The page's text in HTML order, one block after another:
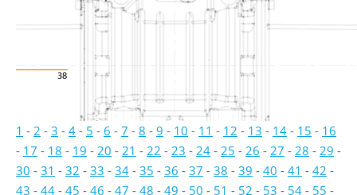
38
1 - 2 - 3 - 4 - 5 - 6 - 7 - 8 - 9 - 10 - 11 - 12 - 13 - 14 - 15 - 16
- 17 - 18 - 19 - 20 - 21 - 22 - 23 - 24 - 25 - 26 - 27 - 28 - 29 -
30 - 31 - 32 - 33 - 34 - 35 - 36 - 37 - 38 - 39 - 40 - 41 - 42 -
43 - 44 - 45 - 46 - 47 - 48 - 49 - 50 - 51 - 52 - 53 - 54 - 55 -